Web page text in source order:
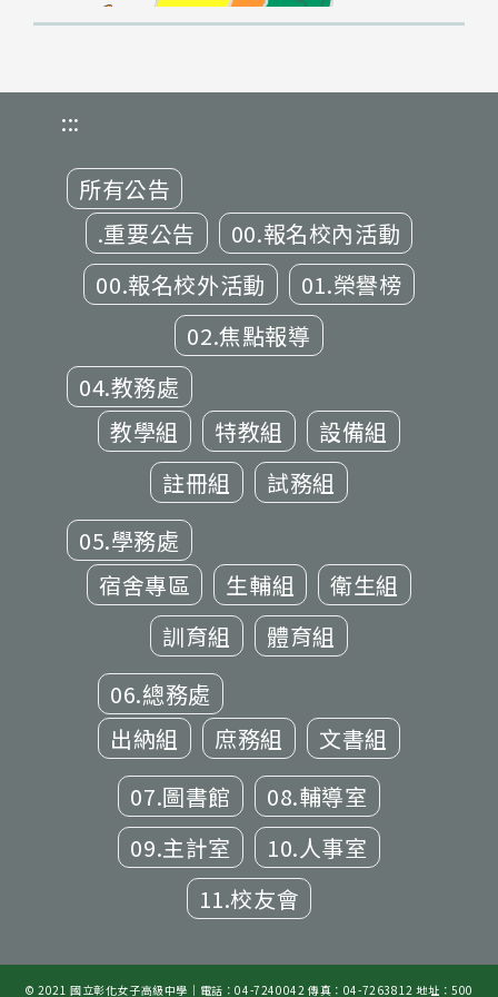
:::
所有公告
.重要公告
00.報名校內活動
00.報名校外活動
01.榮譽榜
02.焦點報導
04.教務處
教學組
特教組
設備組
註冊組
試務組
05.學務處
宿舍專區
生輔組
衛生組
訓育組
體育組
06.總務處
出納組
庶務組
文書組
07.圖書館
08.輔導室
09.主計室
10.人事室
11.校友會
© 2021 國立彰化女子高級中學｜電話：04-7240042 傳真：04-7263812 地址：500